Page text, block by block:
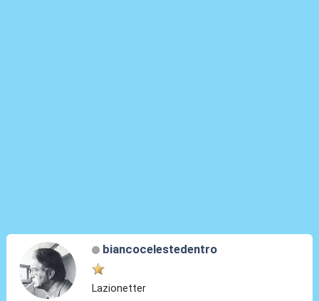
biancocelestedentro
Lazionetter